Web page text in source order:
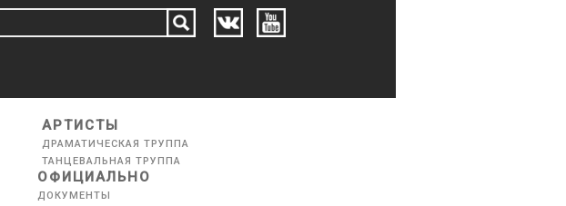
АРТИСТЫ
ДРАМАТИЧЕСКАЯ ТРУППА
ТАНЦЕВАЛЬНАЯ ТРУППА
ОФИЦИАЛЬНО
ДОКУМЕНТЫ